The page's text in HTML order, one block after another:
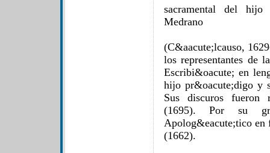
sacramental del hijo
Medrano
(C&aacute;lcauso,
los representantes de
Escribi&oacute; en
hijo pr&oacute;digo y
Sus discuros fueron
(1695). Por su
Apolog&eacute;tico en
(1662).